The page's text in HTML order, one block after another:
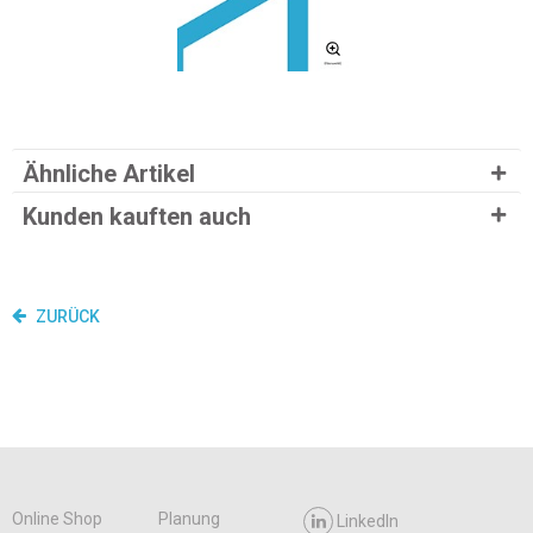
Ähnliche Artikel
Kunden kauften auch
ZURÜCK
Online Shop
Planung
LinkedIn